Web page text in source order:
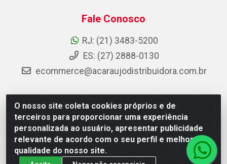
O nosso site coleta cookies próprios e de
terceiros para proporcionar uma experiência
personalizada ao usuário, apresentar publicidade
relevante de acordo com o seu perfil e melhorar a
qualidade do nosso site.
Fale Conosco
RJ: (21) 3483-5200
ES: (27) 2888-0130
ecommerce@acaraujodistribuidora.com.br
AC Araujo Distribuidora - Rua Carneiro de Campos, 42 -
São Cristóvão, Rio de Janeiro/RJ - CEP 20.920-410 -
CNPJ 08.744.753/0003-85